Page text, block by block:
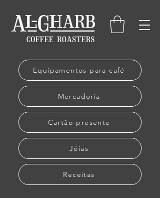
Equipamentos para café
Mercadoria
Cartão-presente
Jóias
Receitas